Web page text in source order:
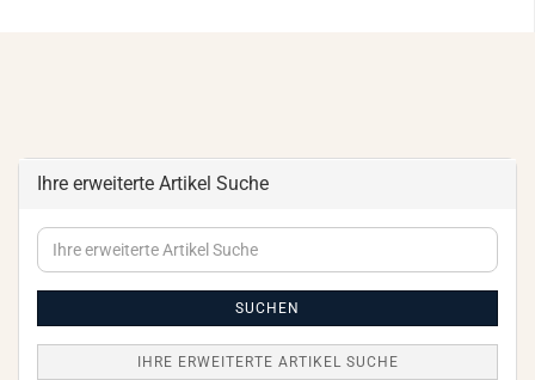
Ihre erweiterte Artikel Suche
Ihre
erweiterte
SUCHEN
IHRE ERWEITERTE ARTIKEL SUCHE